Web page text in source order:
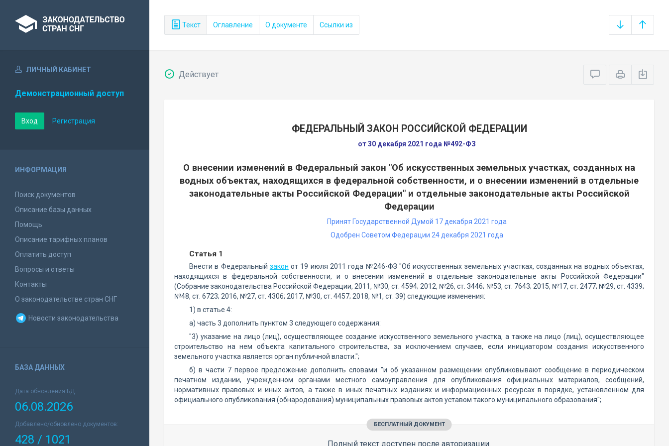
Текст Оглавление О документе Ссылки из
ЛИЧНЫЙ КАБИНЕТ
Демонстрационный доступ
Вход Регистрация
ИНФОРМАЦИЯ
Поиск документов
Описание базы данных
Помощь
Описание тарифных планов
Оплатить доступ
Вопросы и ответы
Контакты
О законодательстве стран СНГ
Новости законодательства
БАЗА ДАННЫХ
Дата обновления БД:
06.08.2026
Добавлено/обновлено документов:
428 / 1021
Действует
ФЕДЕРАЛЬНЫЙ ЗАКОН РОССИЙСКОЙ ФЕДЕРАЦИИ
от 30 декабря 2021 года №492-ФЗ
О внесении изменений в Федеральный закон "Об искусственных земельных участках, созданных на
водных объектах, находящихся в федеральной собственности, и о внесении изменений в отдельные
законодательные акты Российской Федерации" и отдельные законодательные акты Российской
Федерации
Принят Государственной Думой 17 декабря 2021 года
Одобрен Советом Федерации 24 декабря 2021 года
Статья 1
Внести в Федеральный закон от 19 июля 2011 года №246-ФЗ "Об искусственных земельных участках, созданных на водных объектах,
находящихся в федеральной собственности, и о внесении изменений в отдельные законодательные акты Российской Федерации"
(Собрание законодательства Российской Федерации, 2011, №30, ст. 4594; 2012, №26, ст. 3446; №53, ст. 7643; 2015, №17, ст. 2477; №29, ст. 4339;
№48, ст. 6723; 2016, №27, ст. 4306; 2017, №30, ст. 4457; 2018, №1, ст. 39) следующие изменения:
1) в статье 4:
а) часть 3 дополнить пунктом 3 следующего содержания:
"3) указание на лицо (лиц), осуществляющее создание искусственного земельного участка, а также на лицо (лиц), осуществляющее
строительство на нем объекта капитального строительства, за исключением случаев, если инициатором создания искусственного
земельного участка является орган публичной власти.";
б) в части 7 первое предложение дополнить словами "и об указанном размещении опубликовывают сообщение в периодическом
печатном издании, учрежденном органами местного самоуправления для опубликования официальных материалов, сообщений,
нормативных правовых и иных актов, а также в иных печатных изданиях и информационных ресурсах в порядке, установленном для
официального опубликования (обнародования) муниципальных правовых актов уставом такого муниципального образования";
БЕСПЛАТНЫЙ ДОКУМЕНТ
Полный текст доступен после авторизации.